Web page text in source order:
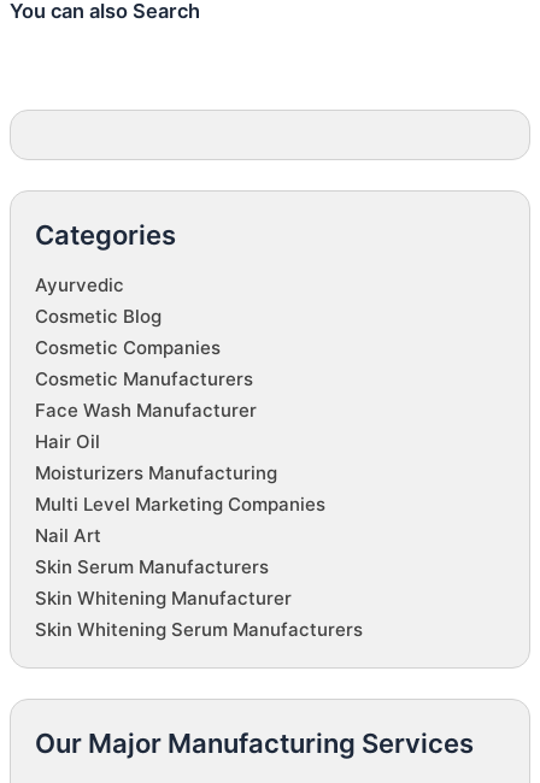
You can also Search
Categories
Ayurvedic
Cosmetic Blog
Cosmetic Companies
Cosmetic Manufacturers
Face Wash Manufacturer
Hair Oil
Moisturizers Manufacturing
Multi Level Marketing Companies
Nail Art
Skin Serum Manufacturers
Skin Whitening Manufacturer
Skin Whitening Serum Manufacturers
Our Major Manufacturing Services